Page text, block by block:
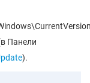
Панели
).